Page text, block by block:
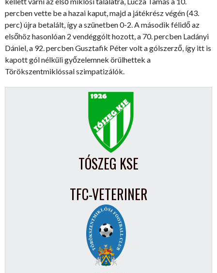
percben vette be a hazai kaput, majd a játékrész végén (43.
perc) újra betalált, így a szünetben 0-2. A második félidő az
elsőhöz hasonlóan 2 vendéggólt hozott, a 70. percben Ladányi
Dániel, a 92. percben Gusztafik Péter volt a gólszerző, így itt is
kapott gól nélküli győzelemnek örülhettek a
Törökszentmiklóssal szimpatizálók.
TÓSZEG KSE
TFC-VETERINER